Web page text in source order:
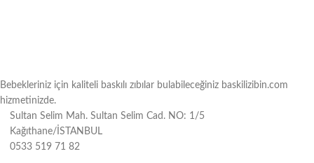
Bebekleriniz için kaliteli baskılı zıbılar bulabileceğiniz baskilizibin.com
hizmetinizde.
Sultan Selim Mah. Sultan Selim Cad. NO: 1/5
Kağıthane/İSTANBUL
0533 519 71 82